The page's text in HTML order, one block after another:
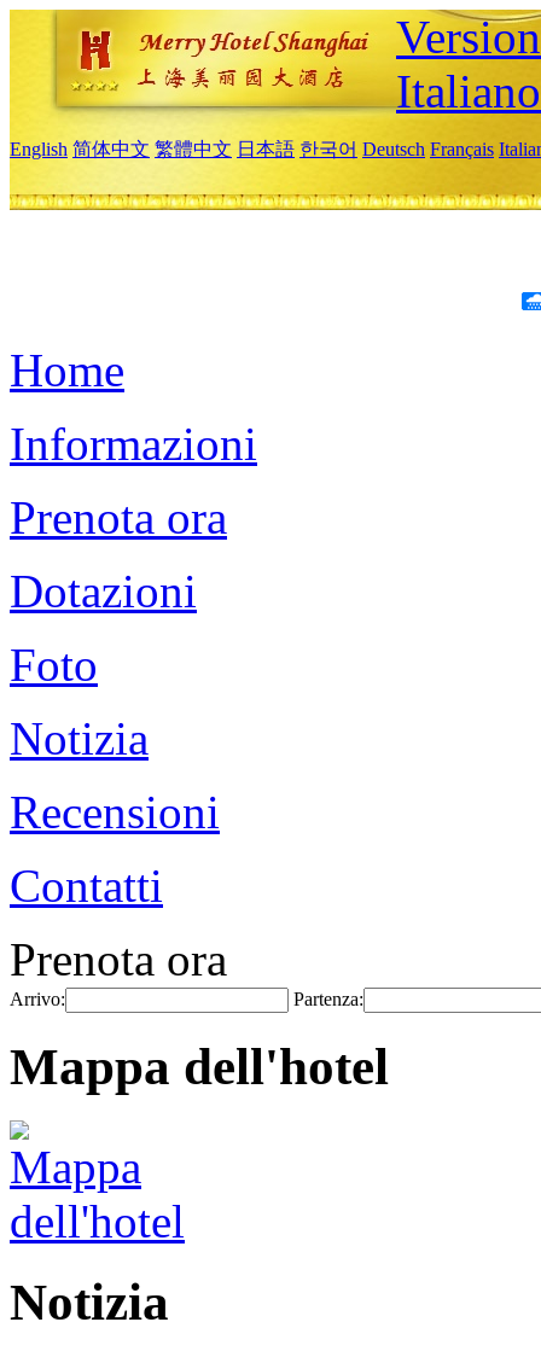
Italiano
English 简体中文 繁體中文 日本語 한국어 Deutsch Français
Home
Informazioni
Prenota ora
Dotazioni
Foto
Notizia
Recensioni
Contatti
Prenota ora
Arrivo: Partenza:
Mappa dell'hotel
Notizia